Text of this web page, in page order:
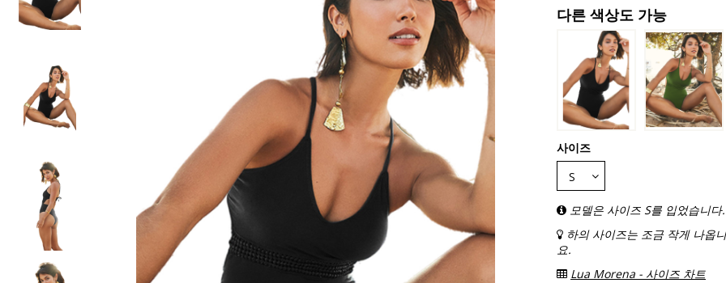
다른 색상도 가능
사이즈
모델은 사이즈 S를 입었습니다.
하의 사이즈는 조금 작게 나옵
요.
Lua Morena - 사이즈 차트